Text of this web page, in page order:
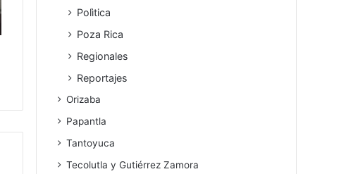
Polìtica
Poza Rica
Regionales
Reportajes
Orizaba
Papantla
Tantoyuca
Tecolutla y Gutiérrez Zamora